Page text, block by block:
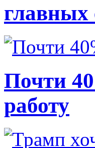
Почти
работу